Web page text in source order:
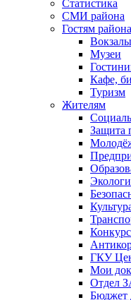
Статистика
СМИ района
Гостям района
Вокзалы
Музеи
Кафе,
Туризм
Жителям
Защита
ГКУ
Мои
Отдел
Бюджет